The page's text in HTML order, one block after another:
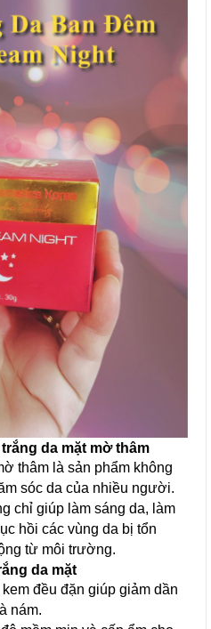
da mặt mờ thâm
thâm là sản phẩm không
sóc da của nhiều người.
chỉ giúp làm sáng da, làm
hồi các vùng da bị tổn
từ môi trường.
da mặt
đều đặn giúp giảm dần
nám.